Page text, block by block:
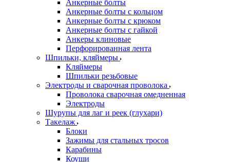
Анкерные болты
Анкерные болты с кольцом
Анкерные болты с крюком
Анкерные болты с гайкой
Анкеры клиновые
Перфорированная лента
Шпильки, кляймеры
Кляймеры
Шпильки резьбовые
Электроды и сварочная проволока
Проволока сварочная омедненная
Электроды
Шурупы для лаг и реек (глухари)
Такелаж
Блоки
Зажимы для стальных тросов
Карабины
Коуши